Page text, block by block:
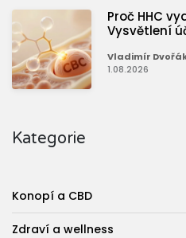
Proč HHC
Vysvětlení
Vladimír
1.08.2026
Kategorie
Konopí a CBD
Zdraví a wellness